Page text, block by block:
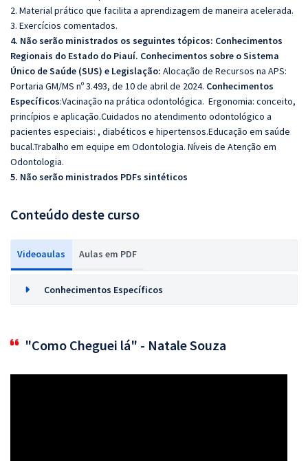
2. Material prático que facilita a aprendizagem de maneira acelerada.
3. Exercícios comentados.
4. Não serão ministrados os seguintes tópicos: Conhecimentos
Regionais do Estado do Piauí. Conhecimentos sobre o Sistema
Único de Saúde (SUS) e Legislação: Alocação de Recursos na APS:
Portaria GM/MS nº 3.493, de 10 de abril de 2024. Conhecimentos
Específicos:Vacinação na prática odontológica. Ergonomia: conceito,
princípios e aplicação.Cuidados no atendimento odontológico a
pacientes especiais: , diabéticos e hipertensos.Educação em saúde
bucal.Trabalho em equipe em Odontologia. Níveis de Atenção em
Odontologia.
5. Não serão ministrados PDFs sintéticos
Conteúdo deste curso
Videoaulas Aulas em PDF
Conhecimentos Específicos
"Como Cheguei lá" - Natale Souza